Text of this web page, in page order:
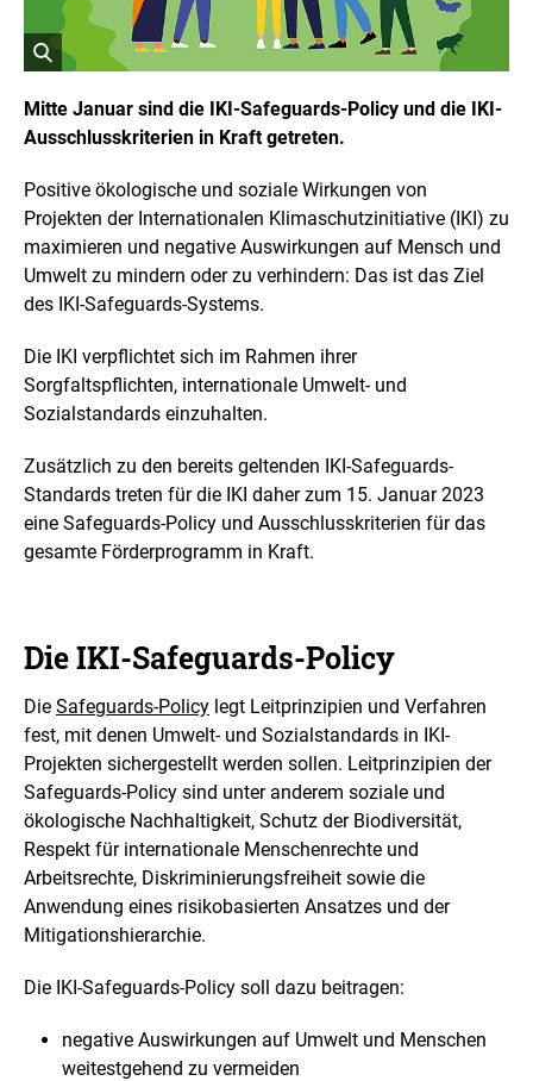
f
f
n
t
B
i
l
d
i
e
i
n
e
v
e
g
r
r
t
n
D
a
r
s
t
e
l
u
n
a
t
n
f
f
Mitte Januar sind die IKI-Safeguards-Policy und die IKI-
Ausschlusskriterien in Kraft getreten.
Positive ökologische und soziale Wirkungen von
Projekten der Internationalen Klimaschutzinitiative (IKI) zu
maximieren und negative Auswirkungen auf Mensch und
Umwelt zu mindern oder zu verhindern: Das ist das Ziel
des IKI-Safeguards-Systems.
Die IKI verpflichtet sich im Rahmen ihrer
Sorgfaltspflichten, internationale Umwelt- und
Sozialstandards einzuhalten.
Zusätzlich zu den bereits geltenden IKI-Safeguards-
Standards treten für die IKI daher zum 15. Januar 2023
eine Safeguards-Policy und Ausschlusskriterien für das
gesamte Förderprogramm in Kraft.
Die IKI-Safeguards-Policy
Die Safeguards-Policy legt Leitprinzipien und Verfahren
fest, mit denen Umwelt- und Sozialstandards in IKI-
Projekten sichergestellt werden sollen. Leitprinzipien der
Safeguards-Policy sind unter anderem soziale und
ökologische Nachhaltigkeit, Schutz der Biodiversität,
Respekt für internationale Menschenrechte und
Arbeitsrechte, Diskriminierungsfreiheit sowie die
Anwendung eines risikobasierten Ansatzes und der
Mitigationshierarchie.
Die IKI-Safeguards-Policy soll dazu beitragen:
negative Auswirkungen auf Umwelt und Menschen
weitestgehend zu vermeiden